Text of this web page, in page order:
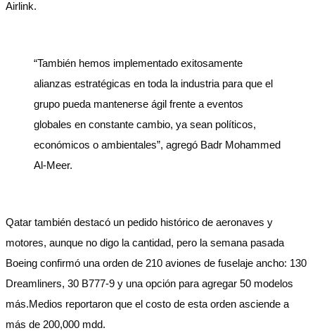
Airlink.
“También hemos implementado exitosamente
alianzas estratégicas en toda la industria para que el
grupo pueda mantenerse ágil frente a eventos
globales en constante cambio, ya sean políticos,
económicos o ambientales”, agregó Badr Mohammed
Al-Meer.
Qatar también destacó un pedido histórico de aeronaves y
motores, aunque no digo la cantidad, pero la semana pasada
Boeing confirmó una orden de 210 aviones de fuselaje ancho: 130
Dreamliners, 30 B777-9 y una opción para agregar 50 modelos
más.Medios reportaron que el costo de esta orden asciende a
más de 200,000 mdd.